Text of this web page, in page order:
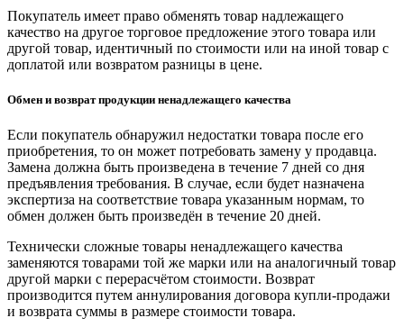
Покупатель имеет право обменять товар надлежащего
качество на другое торговое предложение этого товара или
другой товар, идентичный по стоимости или на иной товар с
доплатой или возвратом разницы в цене.
Обмен и возврат продукции ненадлежащего качества
Если покупатель обнаружил недостатки товара после его
приобретения, то он может потребовать замену у продавца.
Замена должна быть произведена в течение 7 дней со дня
предъявления требования. В случае, если будет назначена
экспертиза на соответствие товара указанным нормам, то
обмен должен быть произведён в течение 20 дней.
Технически сложные товары ненадлежащего качества
заменяются товарами той же марки или на аналогичный товар
другой марки с перерасчётом стоимости. Возврат
производится путем аннулирования договора купли-продажи
и возврата суммы в размере стоимости товара.